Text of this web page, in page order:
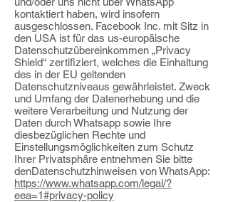
kontaktiert haben, wird insofern
ausgeschlossen. Facebook Inc. mit Sitz in
den USA ist für das us-europäische
Datenschutzübereinkommen „Privacy
Shield“ zertifiziert, welches die Einhaltung
des in der EU geltenden
Datenschutzniveaus gewährleistet. Zweck
und Umfang der Datenerhebung und die
weitere Verarbeitung und Nutzung der
Daten durch Whatsapp sowie Ihre
diesbezüglichen Rechte und
Einstellungsmöglichkeiten zum Schutz
Ihrer Privatsphäre entnehmen Sie bitte
denDatenschutzhinweisen von WhatsApp:
https://www.whatsapp.com/legal/?
eea=1#privacy-policy